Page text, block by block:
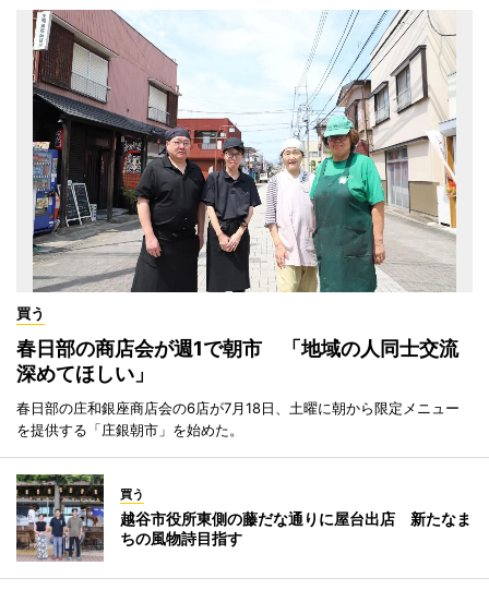
買う
春日部の商店会が週1で朝市 「地域の人同士交流
深めてほしい」
春日部の庄和銀座商店会の6店が7月18日、土曜に朝から限定メニュー
を提供する「庄銀朝市」を始めた。
買う
越谷市役所東側の藤だな通りに屋台出店 新たなま
ちの風物詩目指す